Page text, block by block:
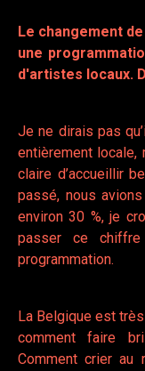
Le changement
une
d'artistes locaux.
Je ne dirais pas
entièrement
claire d’accueillir
passé, nous
environ 30 %, je
passer ce
programmation.
La Belgique est
comment faire
Comment crier au